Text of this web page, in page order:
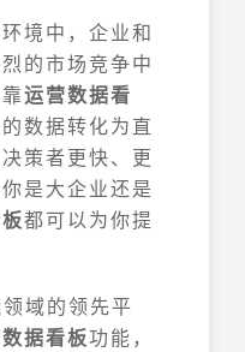
境中，企业和
的市场竞争中
运营数据看
数据转化为直
策者更快、更
是大企业还是
都可以为你提
域的领先平
据看板功能，